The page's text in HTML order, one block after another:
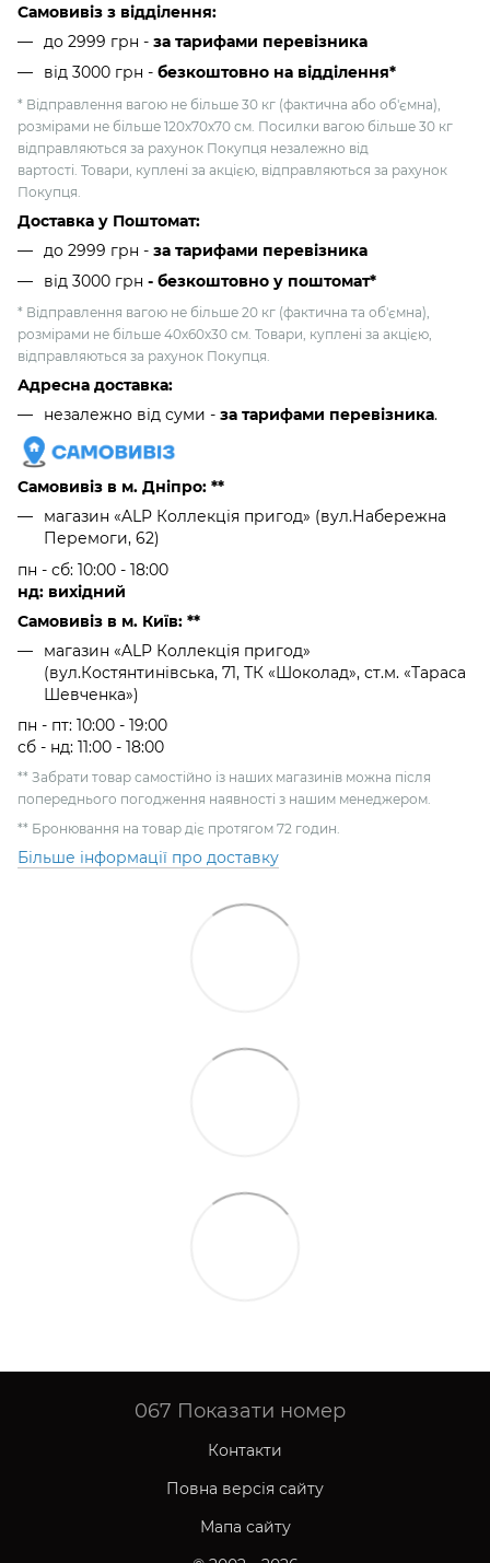
Самовивіз з відділення:
до 2999 грн - за тарифами перевізника
від 3000 грн - безкоштовно на відділення*
* Відправлення вагою не більше 30 кг (фактична або об'ємна),
розмірами не більше 120х70х70 см. Посилки вагою більше 30 кг
відправляються за рахунок Покупця незалежно від
вартості. Товари, куплені за акцією, відправляються за рахунок
Покупця.
Доставка у Поштомат:
до 2999 грн - за тарифами перевізника
від 3000 грн - безкоштовно у поштомат*
* Відправлення вагою не більше 20 кг (фактична та об'ємна),
розмірами не більше 40х60х30 см. Товари, куплені за акцією,
відправляються за рахунок Покупця.
Адресна доставка:
незалежно від суми - за тарифами перевізника.
Самовивіз в м. Дніпро: **
магазин «ALP Коллекція пригод» (вул.Набережна
Перемоги, 62)
пн - сб: 10:00 - 18:00
нд: вихідний
Самовивіз в м. Київ: **
магазин «ALP Коллекція пригод»
(вул.Костянтинівська, 71, ТК «Шоколад», ст.м. «Тараса
Шевченка»)
пн - пт: 10:00 - 19:00
сб - нд: 11:00 - 18:00
** Забрати товар самостійно із наших магазинів можна після
попереднього погодження наявності з нашим менеджером.
** Бронювання на товар діє протягом 72 годин.
Більше інформації про доставку
067 Показати номер
Контакти
Повна версія сайту
Мапа сайту